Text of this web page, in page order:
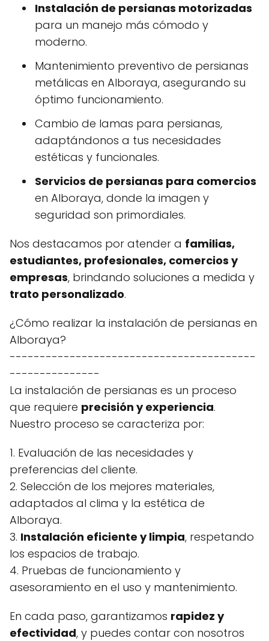
Instalación de persianas motorizadas
para un manejo más cómodo y
moderno.
Mantenimiento preventivo de persianas
metálicas en Alboraya, asegurando su
óptimo funcionamiento.
Cambio de lamas para persianas,
adaptándonos a tus necesidades
estéticas y funcionales.
Servicios de persianas para comercios
en Alboraya, donde la imagen y
seguridad son primordiales.
Nos destacamos por atender a familias,
estudiantes, profesionales, comercios y
empresas, brindando soluciones a medida y
trato personalizado.
¿Cómo realizar la instalación de persianas en
Alboraya?
-----------------------------------------
---------------
La instalación de persianas es un proceso
que requiere precisión y experiencia.
Nuestro proceso se caracteriza por:
1. Evaluación de las necesidades y
preferencias del cliente.
2. Selección de los mejores materiales,
adaptados al clima y la estética de
Alboraya.
3. Instalación eficiente y limpia, respetando
los espacios de trabajo.
4. Pruebas de funcionamiento y
asesoramiento en el uso y mantenimiento.
En cada paso, garantizamos rapidez y
efectividad, y puedes contar con nosotros